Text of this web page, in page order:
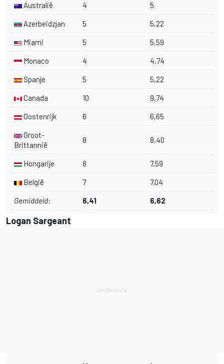
Australië 4 5
Azerbeidzjan 5 5,22
Miami 5 5,59
Monaco 4 4,74
Spanje 5 5,22
Canada 10 9,74
Oostenrijk 6 6,65
Groot-
Brittannië
8 8,40
Hongarije 8 7,59
België 7 7,04
Gemiddeld: 6,41 6,62
Logan Sargeant